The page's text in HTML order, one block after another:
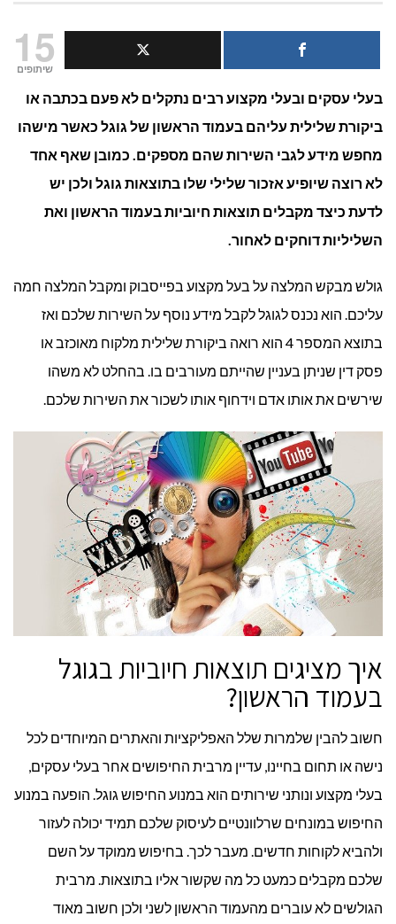
להופיע
בגוגל
15
שיתופים
בעלי עסקים ובעלי מקצוע רבים נתקלים לא פעם בכתבה או
ביקורת שלילית עליהם בעמוד הראשון של גוגל כאשר מישהו
מחפש מידע לגבי השירות שהם מספקים. כמובן שאף אחד
לא רוצה שיופיע אזכור שלילי שלו בתוצאות גוגל ולכן יש
לדעת כיצד מקבלים תוצאות חיוביות בעמוד הראשון ואת
השליליות דוחקים לאחור.
גולש מבקש המלצה על בעל מקצוע בפייסבוק ומקבל המלצה חמה
עליכם. הוא נכנס לגוגל לקבל מידע נוסף על השירות שלכם ואז
בתוצא המספר 4 הוא רואה ביקורת שלילית מלקוח מאוכזב או
פסק דין שניתן בעניין שהייתם מעורבים בו. בהחלט לא משהו
שירשים את אותו אדם וידחוף אותו לשכור את השירות שלכם.
איך מציגים תוצאות חיוביות בגוגל
בעמוד הראשון?
חשוב להבין שלמרות שלל האפליקציות והאתרים המיוחדים לכל
נישה או תחום בחיינו, עדיין מרבית החיפושים אחר בעלי עסקים,
בעלי מקצוע ונותני שירותים הוא במנוע החיפוש גוגל. הופעה במנוע
החיפוש במונחים שרלוונטיים לעיסוק שלכם תמיד יכולה לעזור
ולהביא לקוחות חדשים. מעבר לכך. בחיפוש ממוקד על השם
שלכם מקבלים כמעט כל מה שקשור אליו בתוצאות. מרבית
הגולשים לא עוברים מהעמוד הראשון לשני ולכן חשוב מאוד